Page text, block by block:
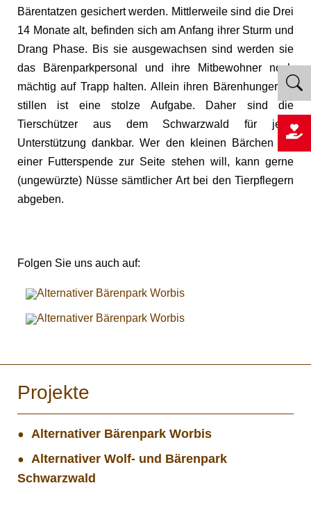
Bärentatzen gesichert werden. Mittlerweile sind die Drei
14 Monate alt, befinden sich am Anfang ihrer Sturm und
Drang Phase. Bis sie ausgewachsen sind werden sie
das Bärenparkpersonal und ihre Mitbewohner noch
mächtig auf Trapp halten. Allein ihren Bärenhunger zu
stillen ist eine stolze Aufgabe. Daher sind die
Tierschützer aus dem Schwarzwald für jede
Unterstützung dankbar. Wer den kleinen Bärchen mit
einer Futterspende zur Seite stehen will, kann gerne
(ungewürzte) Nüsse sämtlicher Art bei den Tierpflegern
abgeben.
Folgen Sie uns auch auf:
Projekte
Alternativer Bärenpark Worbis
Alternativer Wolf- und Bärenpark
Schwarzwald